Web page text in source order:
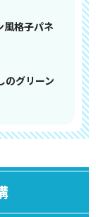
風格子パネ
のグリーン